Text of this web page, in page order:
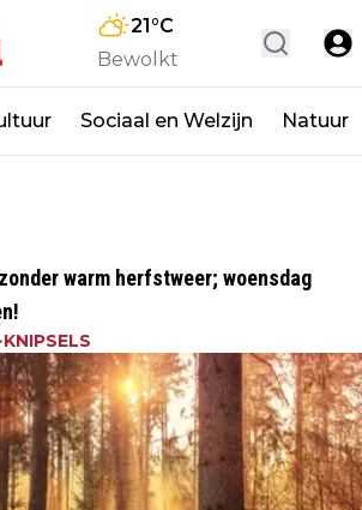
21°C
Bewolkt
Sociaal en Welzijn Natuur
warm herfstweer; woensdag
•KNIPSELS